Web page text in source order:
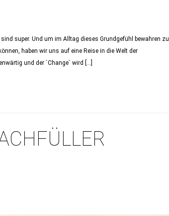
super. Und um im Alltag dieses Grundgefühl bewahren zu
haben wir uns auf eine Reise in die Welt der
und der `Change` wird […]